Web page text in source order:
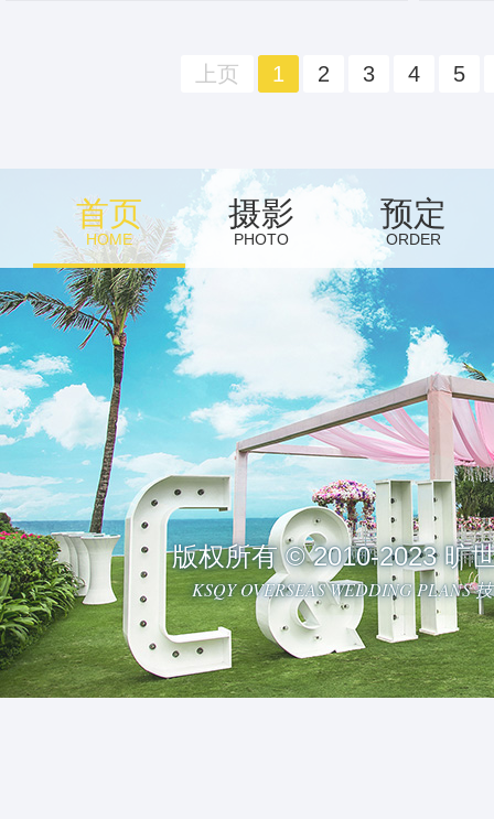
上页 1 2 3 4 5
首页
HOME
摄影
PHOTO
预定
ORDER
版权所有 © 2010-2023 旷
KSQY OVERSEAS WEDDING PLANS